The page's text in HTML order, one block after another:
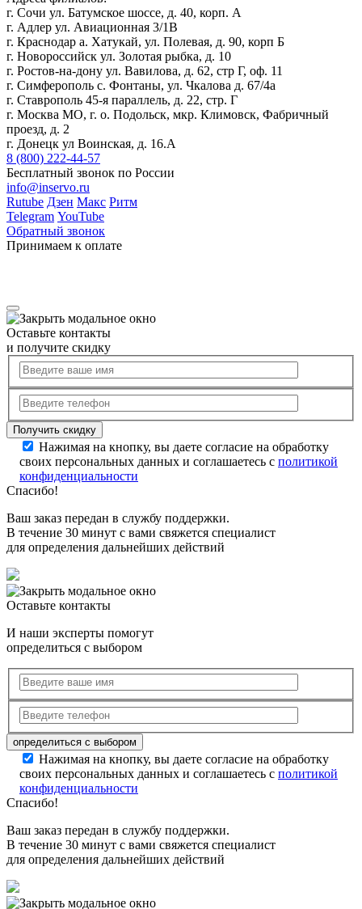
г. Сочи ул. Батумское шоссе, д. 40, корп. А
г. Адлер ул. Авиационная 3/1В
г. Краснодар а. Хатукай, ул. Полевая, д. 90, корп Б
г. Новороссийск ул. Золотая рыбка, д. 10
г. Ростов-на-дону ул. Вавилова, д. 62, стр Г, оф. 11
г. Симферополь с. Фонтаны, ул. Чкалова д. 67/4а
г. Ставрополь 45-я параллель, д. 22, стр. Г
г. Москва МО, г. о. Подольск, мкр. Климовск, Фабричный
проезд, д. 2
г. Донецк ул Воинская, д. 16.А
8 (800) 222-44-57
Бесплатный звонок по России
info@inservo.ru
Rutube Дзен Макс Ритм
Telegram YouTube
Обратный звонок
Принимаем к оплате
Оставьте контакты
и получите скидку
Нажимая на кнопку, вы даете согласие на обработку
своих персональных данных и соглашаетесь с политикой
конфиденциальности
Спасибо!
Ваш заказ передан в службу поддержки.
В течение 30 минут с вами свяжется специалист
для определения дальнейших действий
Оставьте контакты
И наши эксперты помогут
определиться с выбором
Нажимая на кнопку, вы даете согласие на обработку
своих персональных данных и соглашаетесь с политикой
конфиденциальности
Спасибо!
Ваш заказ передан в службу поддержки.
В течение 30 минут с вами свяжется специалист
для определения дальнейших действий